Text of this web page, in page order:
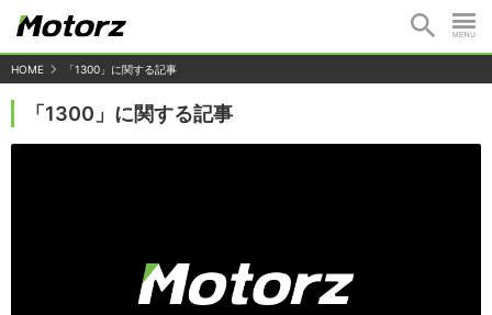
HOME 「1300」に関する記事
「1300」に関する記事